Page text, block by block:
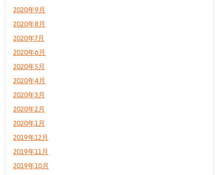
2020年9月
2020年8月
2020年7月
2020年6月
2020年5月
2020年4月
2020年3月
2020年2月
2020年1月
2019年12月
2019年11月
2019年10月